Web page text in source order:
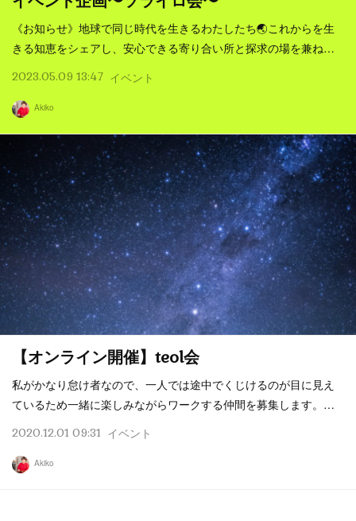
《お知らせ》地球で同じ時代を生きるわたしたち🌏これからを生
きる知恵をシェアし、安心できる寄り合い所と探求の場を兼ね…
2023.05.09 13:47 イベント
Akiko
【オンライン開催】teol会
私がかなり怠け者なので、一人では途中でくじけるのが目に見え
ているため一緒に楽しみながらワークする仲間を募集します。…
2020.12.01 09:31 イベント
Akiko